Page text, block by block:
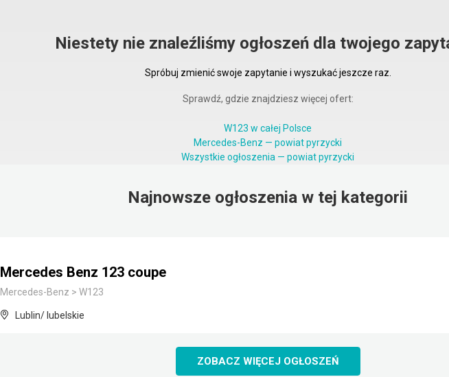
Niestety nie znaleźliśmy ogłoszeń dla twojego
Spróbuj zmienić swoje zapytanie i wyszukać jeszcze raz.
Sprawdź, gdzie znajdziesz więcej ofert:
W123 w całej Polsce
Mercedes-Benz — powiat pyrzycki
Wszystkie ogłoszenia — powiat pyrzycki
Najnowsze ogłoszenia w tej kategorii
Mercedes Benz 123 coupe
Mercedes-Benz > W123
Lublin/ lubelskie
ZOBACZ WIĘCEJ OGŁOSZEŃ